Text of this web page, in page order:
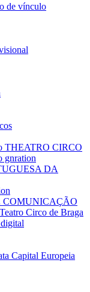
de vínculo
THEATRO CIRCO
gnration
DA
COMUNICAÇÃO
Circo de Braga
Capital Europeia